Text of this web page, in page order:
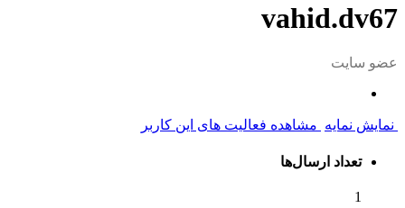
vahid.dv67
عضو سایت
نمایش نمایه مشاهده فعالیت های این کاربر
تعداد ارسال‌ها
1